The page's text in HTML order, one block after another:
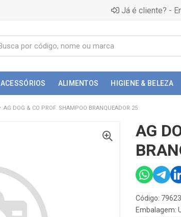
Já é cliente? -
ACESSÓRIOS ALIMENTOS HIGIENE & BELEZA
AG DOG & CO PROF. SHAMPOO BRANQUEADOR 25
AG
Código: 79623
Embalagem: